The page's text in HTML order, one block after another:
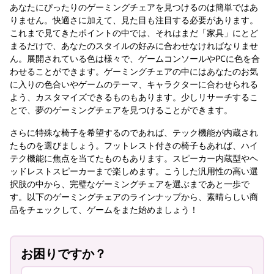
あなたにぴったりのゲーミングチェアを見つけるのは簡単ではあ
りません。快適さに加えて、見た目も注目する必要があります。
これまで見てきたポイントの中では、それはまだ「家具」にとど
まるだけで、あなたのスタイルの好みに合わせなければなりませ
ん。展開されている色は様々で、ゲームコンソールやPCに色を合
わせることができます。ゲーミングチェアの中にはあなたのお気
に入りの色合いやゲームのテーマ、キャラクターに合わせられる
よう、カスタマイズできるものもあります。少しリサーチするこ
とで、夢のゲーミングチェアを見つけることができます。
さらに特殊な椅子を希望するのであれば、テック機能が内蔵され
たものを選びましょう。フットレスト付きの椅子もあれば、ハイ
テク機能に焦点を当てたものもあります。スピーカー内蔵型やヘ
ッドレストスピーカーまで楽しめます。こうした汎用性の高い選
択肢の中から、完璧なゲーミングチェアを選ぶまであと一歩で
す。以下のゲーミングチェアのラインナップから、素晴らしい商
品をチェックして、ゲームをまた始めましょう！
お困りですか？